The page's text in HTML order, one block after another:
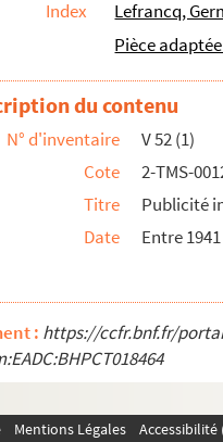
Le voleur : pièce en 3 actes.
Lambert-Thiboust. La
Les volontaires de la Loire
La Volonté de l'homme ou
Jules Romains. Volpone :
Vols : pièce en 3 actes et 2
La volupté de l'honneur.
Vouloir : comédie en 4
Le voyage : pièce en 3
Fulgence de Bury. Le
voyage à Turin : comédie en
Index
Lefrancq,
Pièce
du contenu
N° d'inventaire
V 52 (1)
Cote
2-TMS-
Titre
Publicité
Date
Entre
: https://ccfr.bnf.fr/
Mentions Légales